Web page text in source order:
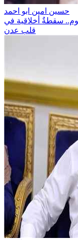
حسين امين ابو احمد
سقطةٌ أخلاقية في
قلب عدن